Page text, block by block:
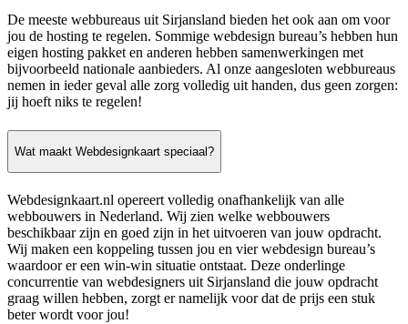
De meeste webbureaus uit Sirjansland bieden het ook aan om voor
jou de hosting te regelen. Sommige webdesign bureau’s hebben hun
eigen hosting pakket en anderen hebben samenwerkingen met
bijvoorbeeld nationale aanbieders. Al onze aangesloten webbureaus
nemen in ieder geval alle zorg volledig uit handen, dus geen zorgen:
jij hoeft niks te regelen!
Wat maakt Webdesignkaart speciaal?
Webdesignkaart.nl opereert volledig onafhankelijk van alle
webbouwers in Nederland. Wij zien welke webbouwers
beschikbaar zijn en goed zijn in het uitvoeren van jouw opdracht.
Wij maken een koppeling tussen jou en vier webdesign bureau’s
waardoor er een win-win situatie ontstaat. Deze onderlinge
concurrentie van webdesigners uit Sirjansland die jouw opdracht
graag willen hebben, zorgt er namelijk voor dat de prijs een stuk
beter wordt voor jou!